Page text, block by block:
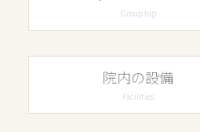
Group top
院内の設備
Facilities